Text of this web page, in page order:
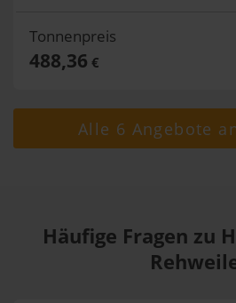
Tonnenpreis
488,36 €
Alle 6 Angebote
Häufige Fragen zu